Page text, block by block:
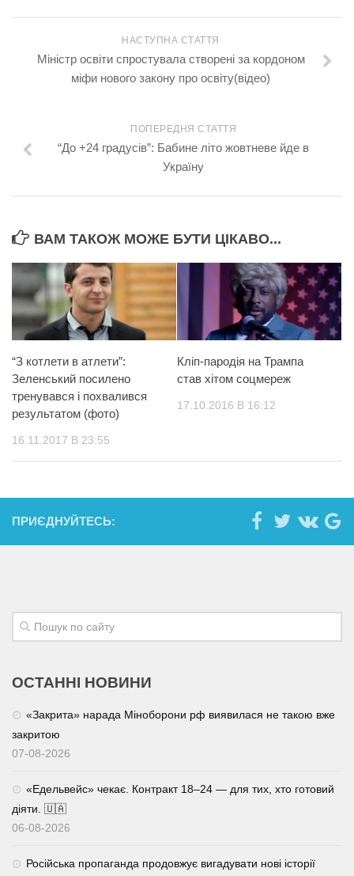
НАСТУПНА СТАТТЯ
Міністр освіти спростувала створені за кордоном
міфи нового закону про освіту(відео)
ПОПЕРЕДНЯ СТАТТЯ
“До +24 градусів”: Бабине літо жовтневе йде в
Україну
ВАМ ТАКОЖ МОЖЕ БУТИ ЦІКАВО...
“З котлети в атлети”:
Зеленський посилено
тренувався і похвалився
результатом (фото)
16.11.2017 В 23:55
Кліп-пародія на Трампа
став хітом соцмереж
17.10.2016 В 16:12
ПРИЄДНУЙТЕСЬ:
ОСТАННІ НОВИНИ
«Закрита» нарада Міноборони рф виявилася не такою вже
закритою
07-08-2026
«Едельвейс» чекає. Контракт 18–24 — для тих, хто готовий
діяти. 🇺🇦
06-08-2026
Російська пропаганда продовжує вигадувати нові історії